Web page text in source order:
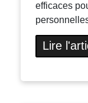
efficaces
Lire